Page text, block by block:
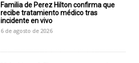
Familia de Perez Hilton confirma que
recibe tratamiento médico tras
incidente en vivo
6 de agosto de 2026